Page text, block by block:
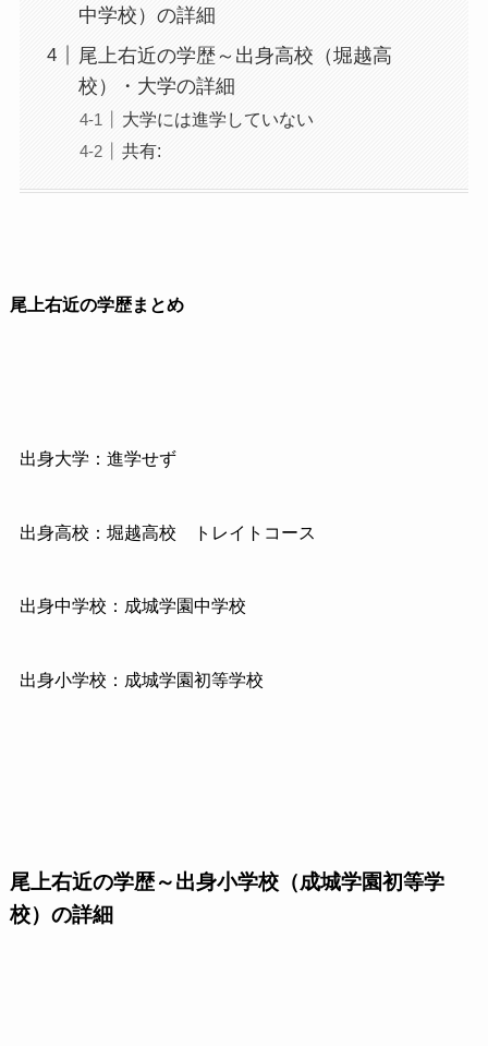
中学校）の詳細
尾上右近の学歴～出身高校（堀越高
校）・大学の詳細
大学には進学していない
共有:
尾上右近の学歴まとめ
出身大学：進学せず
出身高校：堀越高校 トレイトコース
出身中学校：成城学園中学校
出身小学校：成城学園初等学校
尾上右近の学歴～出身小学校（成城学園初等学
校）の詳細